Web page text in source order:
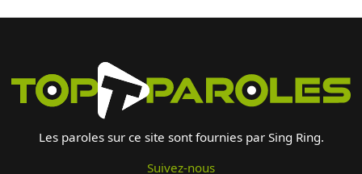
Les paroles sur ce site sont fournies par Sing Ring.
Suivez-nous